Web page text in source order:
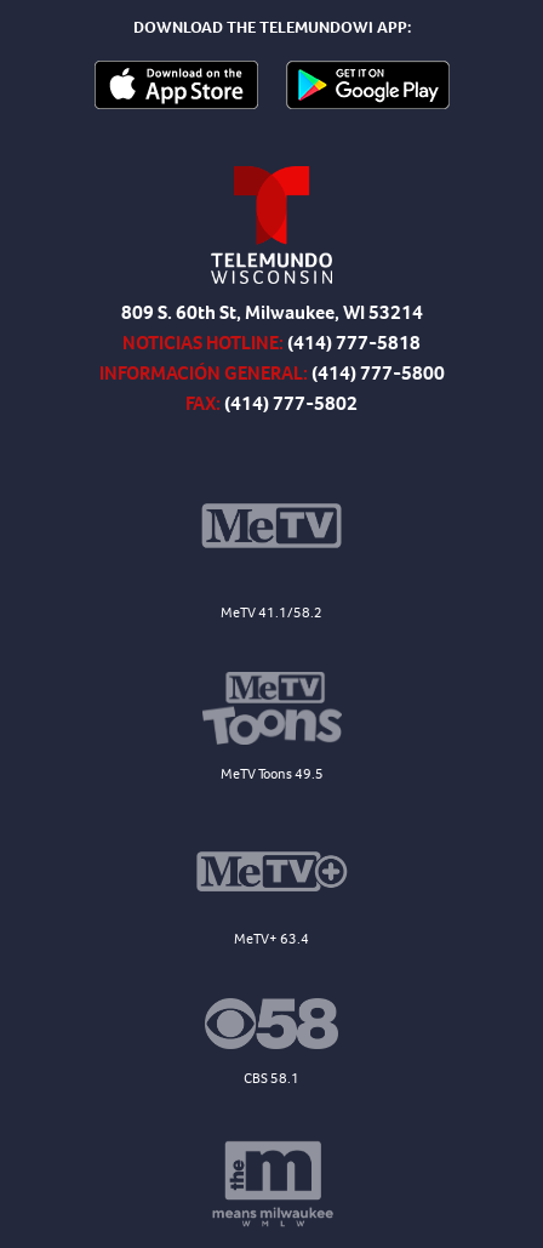
DOWNLOAD THE TELEMUNDOWI APP:
809 S. 60th St, Milwaukee, WI 53214
NOTICIAS HOTLINE:(414) 777-5818
INFORMACIÓN GENERAL:(414) 777-5800
FAX:(414) 777-5802
MeTV 41.1/58.2
MeTV Toons 49.5
MeTV+ 63.4
CBS 58.1